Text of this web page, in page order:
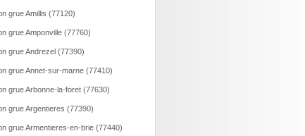
grue Amillis (77120)
grue Amponville (77760)
grue Andrezel (77390)
grue Annet-sur-marne (77410)
grue Arbonne-la-foret (77630)
grue Argentieres (77390)
grue Armentieres-en-brie (77440)